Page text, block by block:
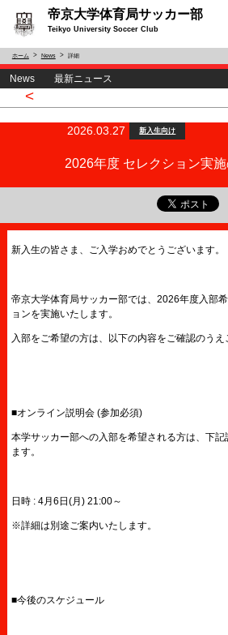
帝京大学体育局サッカー部
Teikyo University Soccer Club
ホーム News 詳細
News 最新ニュース
<
2026.03.27 新入生向け
2026年度 セレクション実
新入生の皆さま、ご入学おめでとうございます。
帝京大学体育局サッカー部では、2026年度入部
ョンを実施いたします。
入部をご希望の方は、以下の内容をご確認のうえ
■オンライン説明会 (参加必須)
本学サッカー部への入部を希望される方は、下記
ます。
日時 : 4月6日(月) 21:00～
※詳細は別途ご案内いたします。
■今後のスケジュール